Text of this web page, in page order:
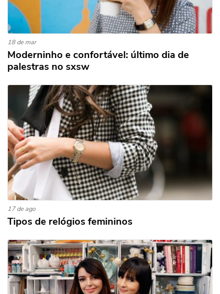
18 de mar
Moderninho e confortável: último dia de
palestras no sxsw
17 de ago
Tipos de relógios femininos